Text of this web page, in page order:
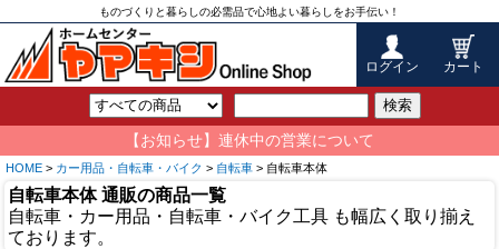
ものづくりと暮らしの必需品で心地よい暮らしをお手伝い！
ログイン カート
検索
【お知らせ】連休中の営業について
HOME > カー用品・自転車・バイク > 自転車 > 自転車本体
自転車本体 通販の商品一覧
自転車・カー用品・自転車・バイク工具 も幅広く取り揃え
ております。